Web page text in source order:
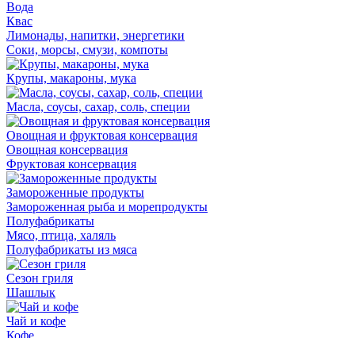
Вода
Квас
Лимонады, напитки, энергетики
Соки, морсы, смузи, компоты
Крупы, макароны, мука
Масла, соусы, сахар, соль, специи
Овощная и фруктовая консервация
Овощная консервация
Фруктовая консервация
Замороженные продукты
Замороженная рыба и морепродукты
Полуфабрикаты
Мясо, птица, халяль
Полуфабрикаты из мяса
Сезон гриля
Шашлык
Чай и кофе
Кофе